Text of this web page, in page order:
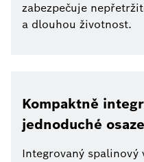
zabezpečuje
a dlouhou životnost.
Kompaktně
jednoduché
Integrovaný